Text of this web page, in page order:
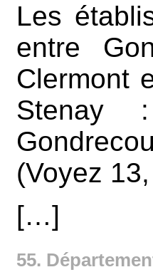
Les
entre
Clermont
Stenay
(Voyez
[…]
55.